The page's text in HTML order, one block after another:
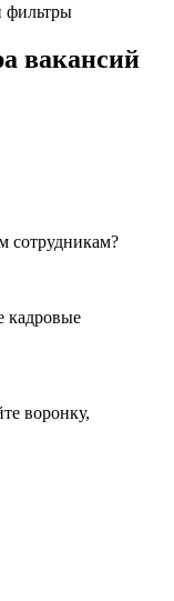
фильтры
вакансий
сотрудникам?
кадровые
воронку,